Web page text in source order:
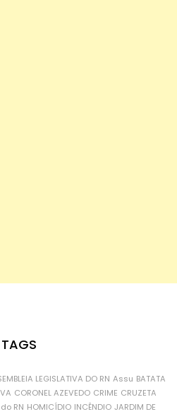
TAGS
LEGISLATIVA DO RN Assu BATATA
CORONEL AZEVEDO CRIME CRUZETA
RN HOMICÍDIO INCÊNDIO JARDIM DE